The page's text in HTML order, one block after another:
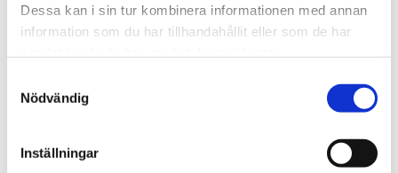
Dessa kan i sin tur kombinera informationen med annan
information som du har tillhandahållit eller som de har
Nödvändig
Inställningar
våfflor som vanligt.
•
Varmt välkomna!